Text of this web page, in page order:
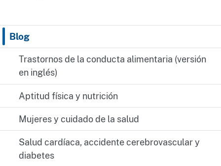
Blog
Trastornos de la conducta alimentaria (versión
en inglés)
Aptitud física y nutrición
Mujeres y cuidado de la salud
Salud cardíaca, accidente cerebrovascular y
diabetes